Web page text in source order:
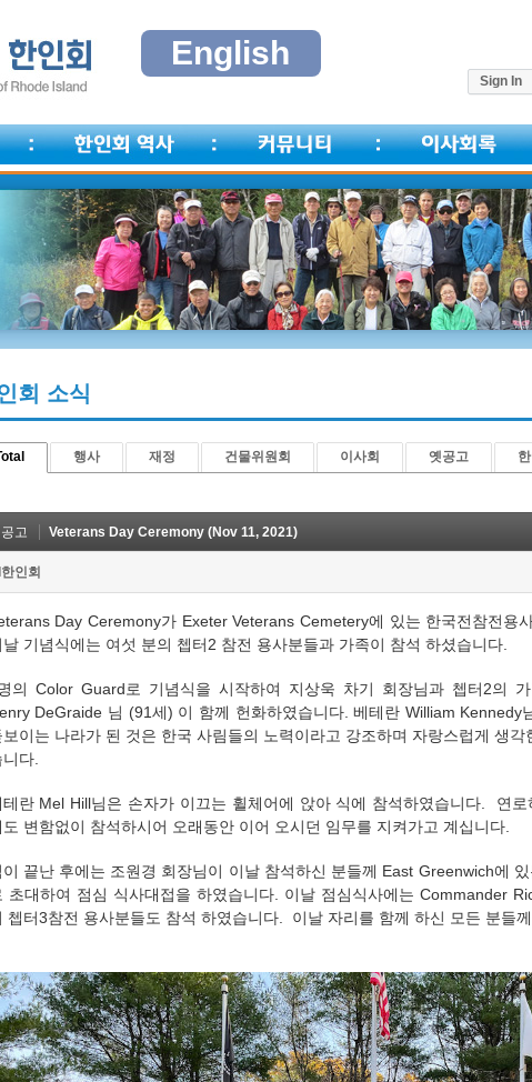
English
Sign In
회 소식
행사 재정 건물위원회 이사회 옛공고
고 Veterans Day Ceremony (Nov 11, 2021)
인회
Day Ceremony가 Exeter Veterans Cemetery에 있는 한국전참전용
기념식에는 여섯 분의 쳅터2 참전 용사분들과 가족이 참석 하셨습니다.
의 Color Guard로 기념식을 시작하여 지상욱 차기 회장님과 쳅터2의
DeGraide 님 (91세) 이 함께 헌화하였습니다. 베테란 William Kennedy
이는 나라가 된 것은 한국 사림들의 노력이라고 강조하며 자랑스럽게 생각
다.
테란 Mel Hill님은 손자가 이끄는 휠체어에 앉아 식에 참석하였습니다. 연로
변함없이 참석하시어 오래동안 이어 오시던 임무를 지켜가고 계십니다.
이 끝난 후에는 조원경 회장님이 이날 참석하신 분들께 East Greenwich에
초대하여 점심 식사대접을 하였습니다. 이날 점심식사에는 Commander
쳅터3참전 용사분들도 참석 하였습니다. 이날 자리를 함께 하신 모든 분들